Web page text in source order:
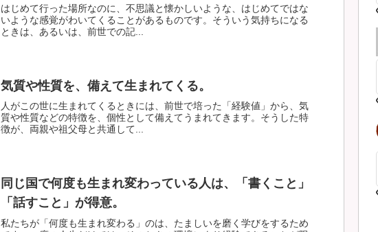
はじめて行った場所なのに、不思議と懐かしいような、はじめてではな
いような感覚がわいてくることがあるものです。そういう気持ちになる
ときは、あるいは、前世での記...
気質や性質を、備えて生まれてくる。
人がこの世に生まれてくるときには、前世で培った「経験値」から、気
質や性質などの特徴を、個性として備えてうまれてきます。そうした特
徴が、両親や祖父母と共通して...
同じ国で何度も生まれ変わっている人は、「書くこと」
「話すこと」が得意。
私たちが「何度も生まれ変わる」のは、たましいを磨く学びをするため